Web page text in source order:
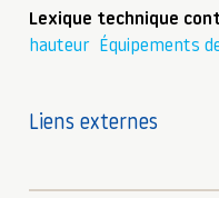
Lexique technique
hauteur Équipements
Liens externes